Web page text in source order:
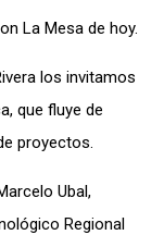
La Mesa de hoy.
los invitamos
que fluye de
proyectos.
Ubal,
Regional